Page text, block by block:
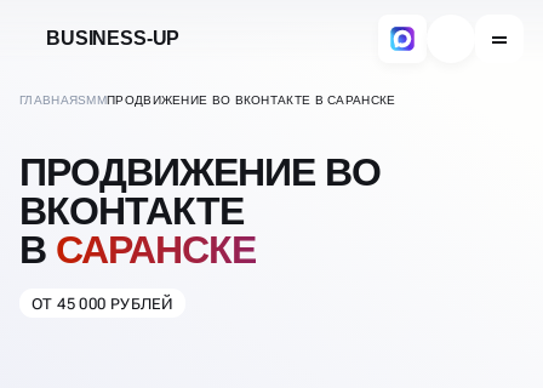
BUSINESS-UP
ГЛАВНАЯSMMПРОДВИЖЕНИЕ ВО ВКОНТАКТЕ В САРАНСКЕ
ПРОДВИЖЕНИЕ ВО
ВКОНТАКТЕ
В САРАНСКЕ
ОТ 45 000 РУБЛЕЙ